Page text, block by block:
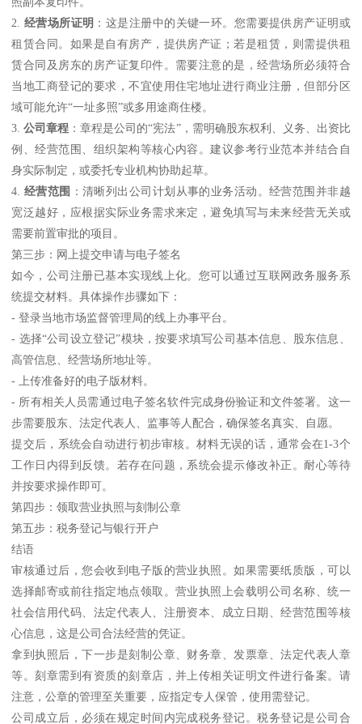
2. 经营场所证明 ：这是注册中的关键一环。您需要提供房产证明或
租赁合同。如果是自有房产，提供房产证；若是租赁，则需提供租
赁合同及房东的房产证复印件。需要注意的是，经营场所必须符合
当地工商登记的要求，不宜使用住宅地址进行商业注册，但部分区
域可能允许“一址多照”或多用途商住楼。
3.公司章程 ：章程是公司的“宪法”，需明确股东权利、义务、出资比
例、经营范围、组织架构等核心内容。建议参考行业范本并结合自
身实际制定，或委托专业机构协助起草。
4. 经营范围 ：清晰列出公司计划从事的业务活动。经营范围并非越
宽泛越好，应根据实际业务需求来定，避免填写与未来经营无关或
需要前置审批的项目。
第三步：网上提交申请与电子签名
如今，公司注册已基本实现线上化。您可以通过互联网政务服务系
统提交材料。具体操作步骤如下：
- 登录当地市场监督管理局的线上办事平台。
- 选择“公司设立登记”模块，按要求填写公司基本信息、股东信息、
高管信息、经营场所地址等。
- 上传准备好的电子版材料。
- 所有相关人员需通过电子签名软件完成身份验证和文件签署。这一
步需要股东、法定代表人、监事等人配合，确保签名真实、自愿。
提交后，系统会自动进行初步审核。材料无误的话，通常会在1-3个
工作日内得到反馈。若存在问题，系统会提示修改补正。耐心等待
并按要求操作即可。
第四步：领取营业执照与刻制公章
第五步：税务登记与银行开户
结语
审核通过后，您会收到电子版的营业执照。如果需要纸质版，可以
选择邮寄或前往指定地点领取。营业执照上会载明公司名称、统一
社会信用代码、法定代表人、注册资本、成立日期、经营范围等核
心信息，这是公司合法经营的凭证。
拿到执照后，下一步是刻制公章、财务章、发票章、法定代表人章
等。刻章需到有资质的刻章店，并上传相关证明文件进行备案。请
注意，公章的管理至关重要，应指定专人保管，使用需登记。
公司成立后，必须在规定时间内完成税务登记。税务登记是公司合